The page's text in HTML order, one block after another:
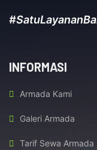
INFORMASI
Armada Kami
Galeri Armada
Tarif Sewa Armada